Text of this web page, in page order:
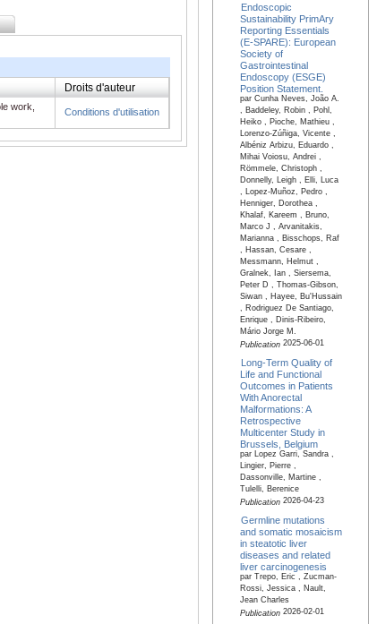
Droits d'auteur
work,
Conditions d'utilisation
Endoscopic
Sustainability PrimAry
Reporting Essentials
(E-SPARE): European
Society of
Gastrointestinal
Endoscopy (ESGE)
Position Statement.
par Cunha Neves, João A.
, Baddeley, Robin , Pohl,
Heiko , Pioche, Mathieu ,
Lorenzo-Zúñiga, Vicente ,
Albéniz Arbizu, Eduardo ,
Mihai Voiosu, Andrei ,
Römmele, Christoph ,
Donnelly, Leigh , Elli, Luca
, Lopez-Muñoz, Pedro ,
Henniger, Dorothea ,
Khalaf, Kareem , Bruno,
Marco J , Arvanitakis,
Marianna , Bisschops, Raf
, Hassan, Cesare ,
Messmann, Helmut ,
Gralnek, Ian , Siersema,
Peter D , Thomas-Gibson,
Siwan , Hayee, Bu'Hussain
, Rodriguez De Santiago,
Enrique , Dinis-Ribeiro,
Mário Jorge M.
Publication2025-06-01
Long-Term Quality of
Life and Functional
Outcomes in Patients
With Anorectal
Malformations: A
Retrospective
Multicenter Study in
Brussels, Belgium
par Lopez Garri, Sandra ,
Lingier, Pierre ,
Dassonville, Martine ,
Tulelli, Berenice
Publication2026-04-23
Germline mutations
and somatic mosaicism
in steatotic liver
diseases and related
liver carcinogenesis
par Trepo, Eric , Zucman-
Rossi, Jessica , Nault,
Jean Charles
Publication2026-02-01